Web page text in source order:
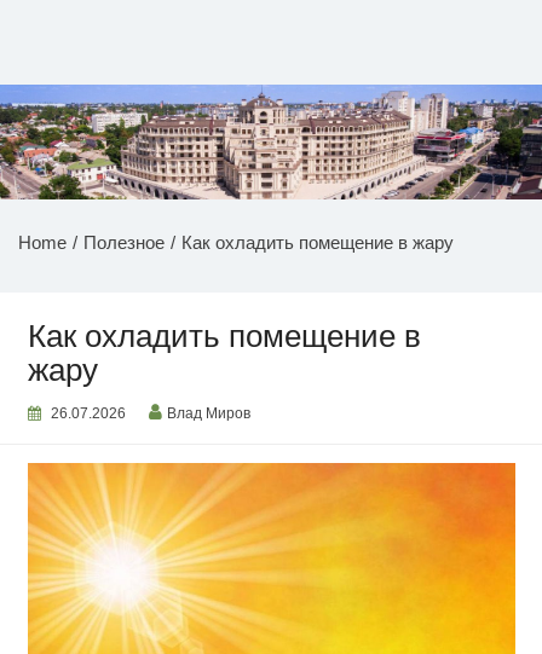
НОВОСТИ ПРИДНЕСТРОВЬЯ
Home Полезное Как охладить помещение в жару
Как охладить помещение в
жару
26.07.2026 Влад Миров